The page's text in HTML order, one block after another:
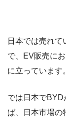
日本では売れ
で、EV販売に
に立っています。
では日本で
ば、日本市場の